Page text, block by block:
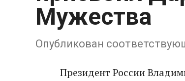
Мужества
Опубликован
Президент России